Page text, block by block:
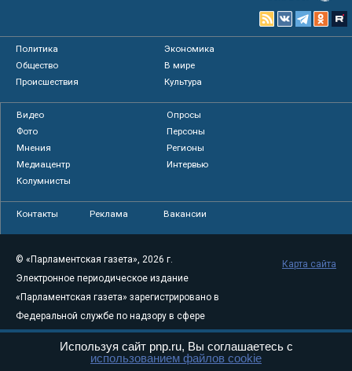
Политика
Экономика
Общество
В мире
Происшествия
Культура
Видео
Опросы
Фото
Персоны
Мнения
Регионы
Медиацентр
Интервью
Колумнисты
Контакты Реклама Вакансии
© «Парламентская газета», 2026 г.
Электронное периодическое издание
«Парламентская газета» зарегистрировано в
Федеральной службе по надзору в сфере
связи, информационных технологий и
массовых коммуникаций (Роскомнадзор) 05
Карта сайта
Используя сайт pnp.ru, Вы соглашаетесь с
использованием файлов cookie